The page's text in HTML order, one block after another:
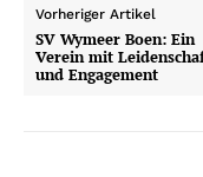
Vorheriger Artikel
SV Wymeer Boen: Ein
Verein mit
und Engagement